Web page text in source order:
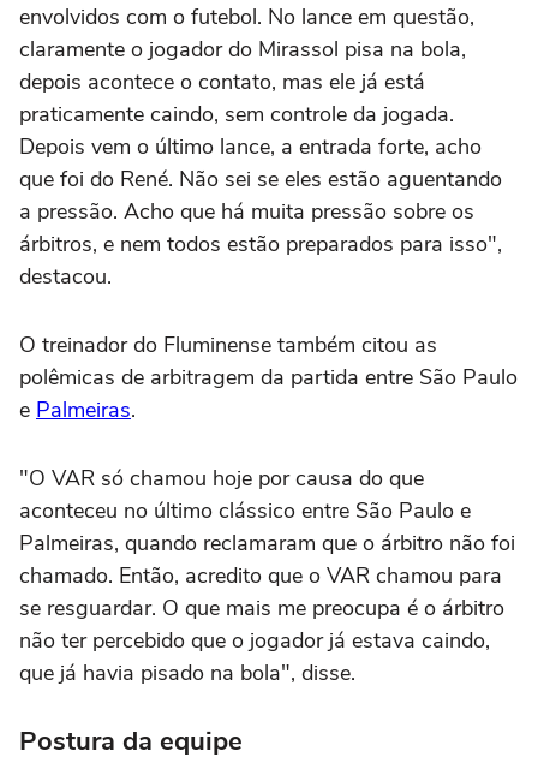
envolvidos com o futebol. No lance em questão,
claramente o jogador do Mirassol pisa na bola,
depois acontece o contato, mas ele já está
praticamente caindo, sem controle da jogada.
Depois vem o último lance, a entrada forte, acho
que foi do René. Não sei se eles estão aguentando
a pressão. Acho que há muita pressão sobre os
árbitros, e nem todos estão preparados para isso",
destacou.
O treinador do Fluminense também citou as
polêmicas de arbitragem da partida entre São Paulo
e Palmeiras.
"O VAR só chamou hoje por causa do que
aconteceu no último clássico entre São Paulo e
Palmeiras, quando reclamaram que o árbitro não foi
chamado. Então, acredito que o VAR chamou para
se resguardar. O que mais me preocupa é o árbitro
não ter percebido que o jogador já estava caindo,
que já havia pisado na bola", disse.
Postura da equipe